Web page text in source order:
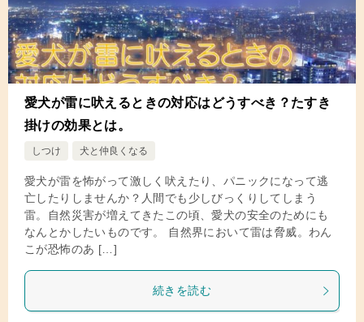
愛犬が雷に吠えるときの対応はどうすべき？たすき
掛けの効果とは。
しつけ 犬と仲良くなる
愛犬が雷を怖がって激しく吠えたり、パニックになって逃
亡したりしませんか？人間でも少しびっくりしてしまう
雷。自然災害が増えてきたこの頃、愛犬の安全のためにも
なんとかしたいものです。 自然界において雷は脅威。わん
こが恐怖のあ […]
続きを読む